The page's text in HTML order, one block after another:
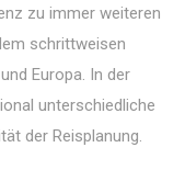
zu immer weiteren
schrittweisen
Europa. In der
unterschiedliche
der Reisplanung.